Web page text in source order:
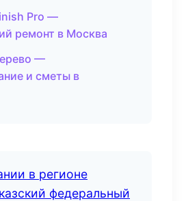
Pro —
ремонт в Москва
—
и сметы в
в регионе
федеральный